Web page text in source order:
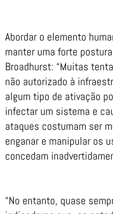
Abordar o elemento
manter uma forte
Broadhurst: “Muitas
não autorizado à
algum tipo de ativação
infectar um sistema e
ataques costumam ser
enganar e manipular os
concedam
“No entanto, quase